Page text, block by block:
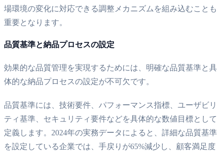
場環境の変化に対応できる調整メカニズムを組み込むことも
重要となります。
品質基準と納品プロセスの設定
効果的な品質管理を実現するためには、明確な品質基準と具
体的な納品プロセスの設定が不可欠です。
品質基準には、技術要件、パフォーマンス指標、ユーザビリ
ティ基準、セキュリティ要件などを具体的な数値目標として
定義します。2024年の実務データによると、詳細な品質基準
を設定している企業では、手戻りが65%減少し、顧客満足度